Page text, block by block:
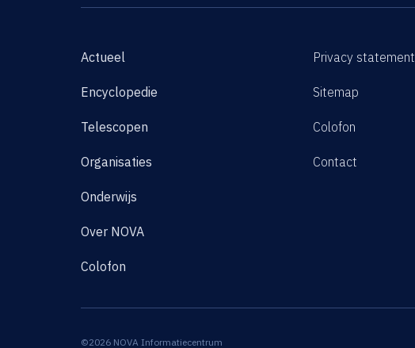
Actueel
Encyclopedie
Telescopen
Organisaties
Onderwijs
Over NOVA
Colofon
Privacy statement
Sitemap
Colofon
Contact
©2026 NOVA Informatiecentrum